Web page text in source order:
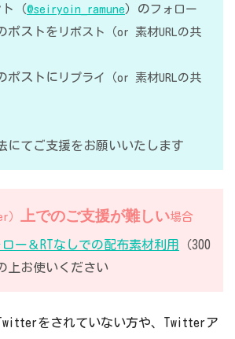
（@seiryoin_ramune）のフォロー
ポストを リポスト（or 素材URLの共
ポストに リプライ（or 素材URLの共
にてご支援をお願いいたします
） 上でのご支援が難しい場合
ロー＆RTなしでの配布素材利用
（300
上お使いください
をされていない方や、Twitterア